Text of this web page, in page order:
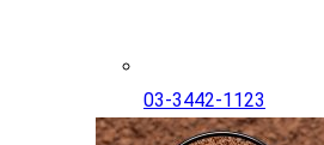
03-3442-1123